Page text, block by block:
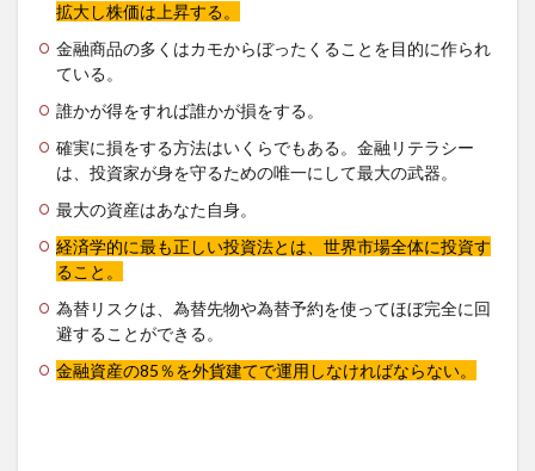
拡大し株価は上昇する。
金融商品の多くはカモからぼったくることを目的に作られ
ている。
誰かが得をすれば誰かが損をする。
確実に損をする方法はいくらでもある。金融リテラシー
は、投資家が身を守るための唯一にして最大の武器。
最大の資産はあなた自身。
経済学的に最も正しい投資法とは、世界市場全体に投資す
ること。
為替リスクは、為替先物や為替予約を使ってほぼ完全に回
避することができる。
金融資産の85％を外貨建てで運用しなければならない。